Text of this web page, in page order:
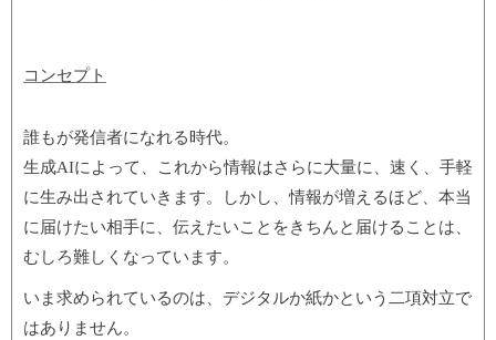
コンセプト
誰もが発信者になれる時代。
生成AIによって、これから情報はさらに大量に、速く、手軽
に生み出されていきます。しかし、情報が増えるほど、本当
に届けたい相手に、伝えたいことをきちんと届けることは、
むしろ難しくなっています。
いま求められているのは、デジタルか紙かという二項対立で
はありません。